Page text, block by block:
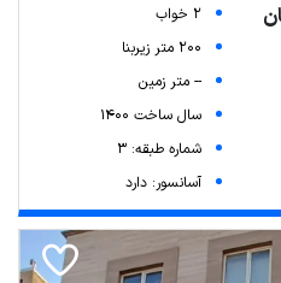
2 خواب
200 متر زیربنا
-- متر زمین
سال ساخت 1400
شماره طبقه: 3
آسانسور: دارد